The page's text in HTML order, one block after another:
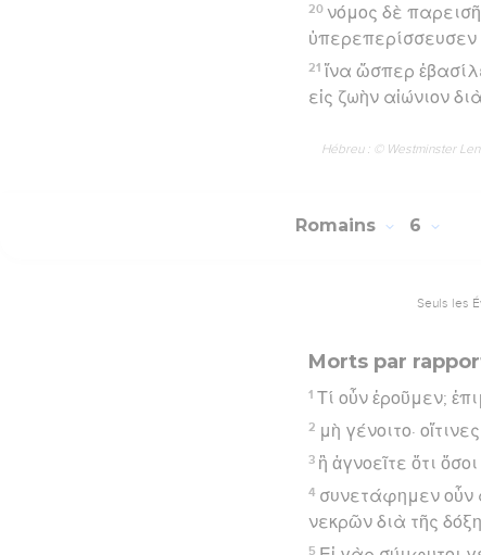
20 νόμος δὲ
ὑπερεπερίσσευσεν
21 ἵνα ὥσπερ
εἰς ζωὴν αἰώνιον
Hébreu : © Westminster
Romains 6
Seuls les
Morts par
1 Τί οὖν ἐροῦμεν;
2 μὴ γένοιτο·
3 ἢ ἀγνοεῖτε ὅτι
4 συνετάφημεν οὖν
νεκρῶν διὰ τῆς
5